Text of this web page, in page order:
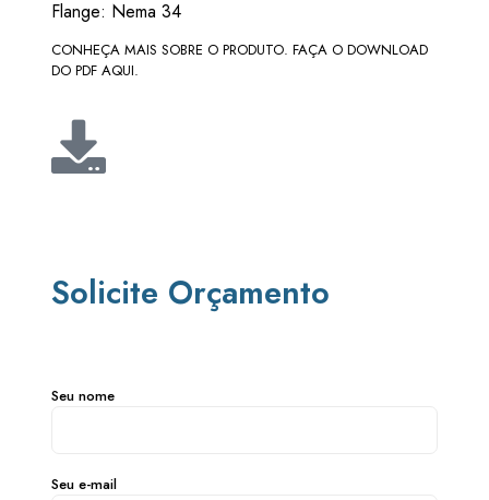
Flange: Nema 34
CONHEÇA MAIS SOBRE O PRODUTO. FAÇA O DOWNLOAD
DO PDF AQUI.
Solicite Orçamento
Seu nome
Seu e-mail